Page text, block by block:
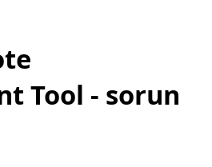
Tool - sorun